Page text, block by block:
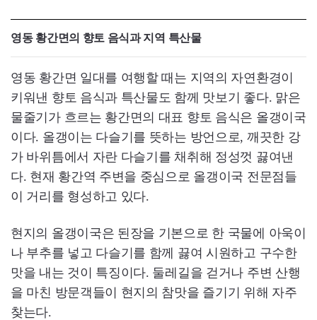
영동 황간면의 향토 음식과 지역 특산물
영동 황간면 일대를 여행할 때는 지역의 자연환경이
키워낸 향토 음식과 특산물도 함께 맛보기 좋다. 맑은
물줄기가 흐르는 황간면의 대표 향토 음식은 올갱이국
이다. 올갱이는 다슬기를 뜻하는 방언으로, 깨끗한 강
가 바위틈에서 자란 다슬기를 채취해 정성껏 끓여낸
다. 현재 황간역 주변을 중심으로 올갱이국 전문점들
이 거리를 형성하고 있다.
현지의 올갱이국은 된장을 기본으로 한 국물에 아욱이
나 부추를 넣고 다슬기를 함께 끓여 시원하고 구수한
맛을 내는 것이 특징이다. 둘레길을 걷거나 주변 산행
을 마친 방문객들이 현지의 참맛을 즐기기 위해 자주
찾는다.